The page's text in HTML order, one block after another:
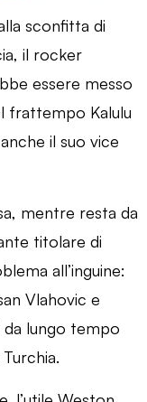
sconfitta di
il rocker
essere messo
frattempo Kalulu
il suo vice
mentre resta da
titolare di
all’inguine:
Vlahovic e
lungo tempo